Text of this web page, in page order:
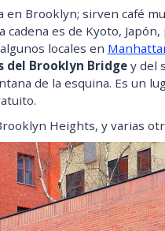
en Brooklyn; sirven café
cadena es de Kyoto,
locales en
del Brooklyn Bridgey del
de la esquina. Es un
Heights, y varias